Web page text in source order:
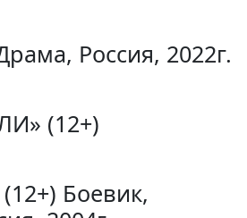
Россия, 2022г.
(12+)
Боевик,